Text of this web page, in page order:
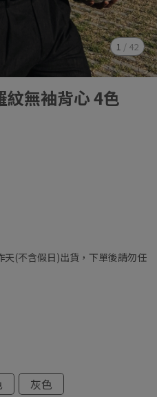
1 / 42
無袖背心 4色
(不含假日)出貨，下單後請勿任
灰色